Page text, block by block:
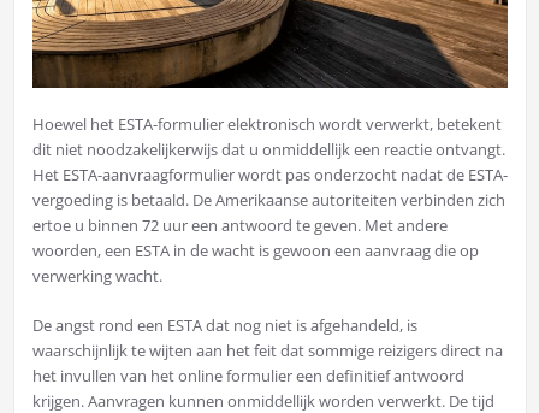
Hoewel het ESTA-formulier elektronisch wordt verwerkt, betekent
dit niet noodzakelijkerwijs dat u onmiddellijk een reactie ontvangt.
Het ESTA-aanvraagformulier wordt pas onderzocht nadat de ESTA-
vergoeding is betaald. De Amerikaanse autoriteiten verbinden zich
ertoe u binnen 72 uur een antwoord te geven. Met andere
woorden, een ESTA in de wacht is gewoon een aanvraag die op
verwerking wacht.
De angst rond een ESTA dat nog niet is afgehandeld, is
waarschijnlijk te wijten aan het feit dat sommige reizigers direct na
het invullen van het online formulier een definitief antwoord
krijgen. Aanvragen kunnen onmiddellijk worden verwerkt. De tijd